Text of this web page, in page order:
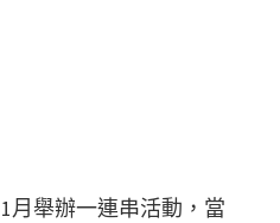
月舉辦一連串活動，當